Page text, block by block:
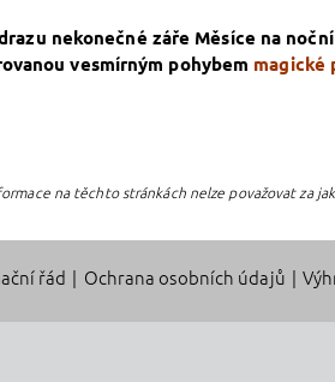
u nekonečné záře Měsíce na
vesmírným pohybem magické
na těchto stránkách nelze považovat za
řád | Ochrana osobních údajů |